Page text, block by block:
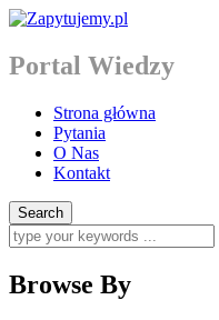
Portal Wiedzy
Strona główna
Pytania
O Nas
Kontakt
Browse By